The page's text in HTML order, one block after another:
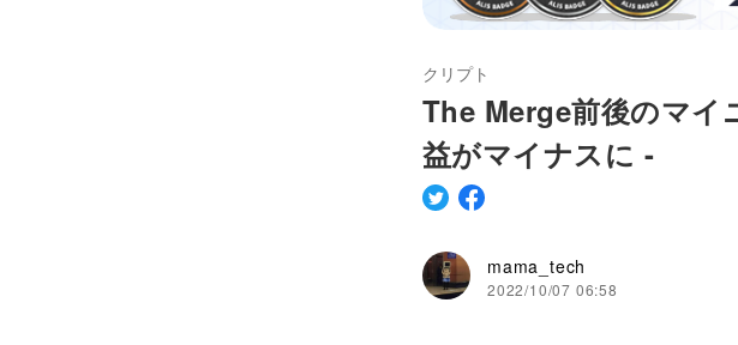
クリプト
The Merge前後のマイ
益がマイナスに -
mama_tech
2022/10/07 06:58